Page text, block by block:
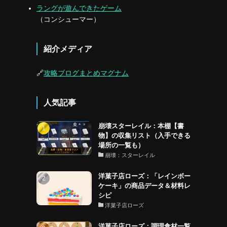
ラングが遊んできたゲーム
（コンシューマー）
紹介メディア
🔗攻略ブログまとめマグナム
人気記事
崩壊スターレイル：本棚【書
物】の収集リスト（入手できる
場所の一覧も）
崩壊：スターレイル
洋菓子店ローズ：「レインボー
ケーキ」の商品データ＆材料レ
シピ
洋菓子店ローズ